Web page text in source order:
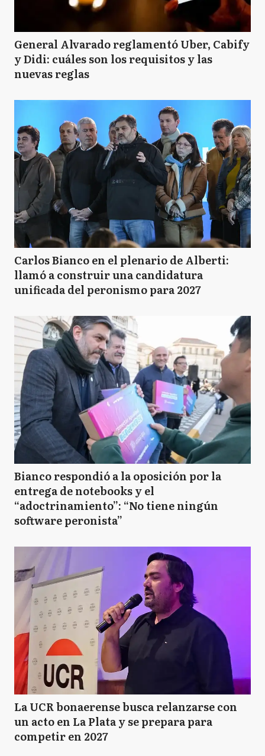
General Alvarado reglamentó Uber, Cabify
y Didi: cuáles son los requisitos y las
nuevas reglas
Carlos Bianco en el plenario de Alberti:
llamó a construir una candidatura
unificada del peronismo para 2027
Bianco respondió a la oposición por la
entrega de notebooks y el
“adoctrinamiento”: “No tiene ningún
software peronista”
La UCR bonaerense busca relanzarse con
un acto en La Plata y se prepara para
competir en 2027